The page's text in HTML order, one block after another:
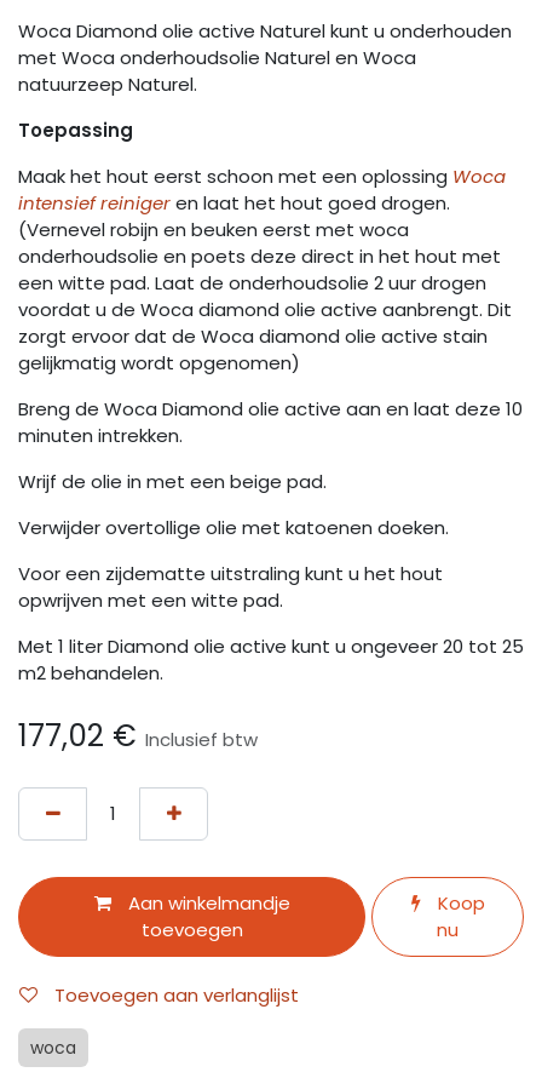
Woca Diamond olie active Naturel kunt u onderhouden
met Woca onderhoudsolie Naturel en Woca
natuurzeep Naturel.
Toepassing
Maak het hout eerst schoon met een oplossing Woca
intensief reinigeren laat het hout goed drogen.
(Vernevel robijn en beuken eerst met woca
onderhoudsolie en poets deze direct in het hout met
een witte pad. Laat de onderhoudsolie 2 uur drogen
voordat u de Woca diamond olie active aanbrengt. Dit
zorgt ervoor dat de Woca diamond olie active stain
gelijkmatig wordt opgenomen)
Breng de Woca Diamond olie active aan en laat deze 10
minuten intrekken.
Wrijf de olie in met een beige pad.
Verwijder overtollige olie met katoenen doeken.
Voor een zijdematte uitstraling kunt u het hout
opwrijven met een witte pad.
Met 1 liter Diamond olie active kunt u ongeveer 20 tot 25
m2 behandelen.
177,02 € Inclusief btw
Aan winkelmandje
toevoegen
Koop
nu
Toevoegen aan verlanglijst
woca